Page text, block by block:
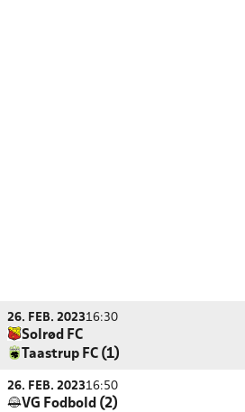
26. FEB. 202316:30
Solrød FC
Taastrup FC (1)
26. FEB. 202316:50
VG Fodbold (2)